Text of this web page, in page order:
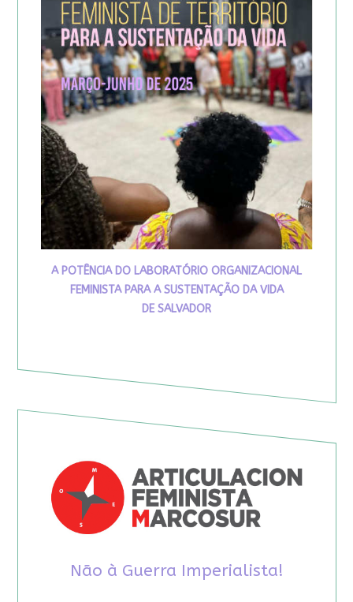
A POTÊNCIA DO LABORATÓRIO ORGANIZACIONAL
FEMINISTA PARA A SUSTENTAÇÃO DA VIDA
DE SALVADOR
Não à Guerra Imperialista!